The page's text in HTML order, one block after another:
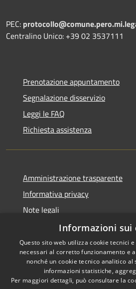
PEC:
Centralino Unico: +39 02 3537111
Prenotazione appuntamento
Segnalazione disservizio
Leggi le FAQ
Richiesta assistenza
Amministrazione trasparente
Informativa privacy
Note legali
Dichiarazione di accessibilità
RSS
Informazioni sui
Questo sito web utilizza cookie tecnici
necessari al corretto funzionamento e
nonché un cookie tecnico analitico
informazioni statistiche,
Per maggiori dettagli, può consultare la